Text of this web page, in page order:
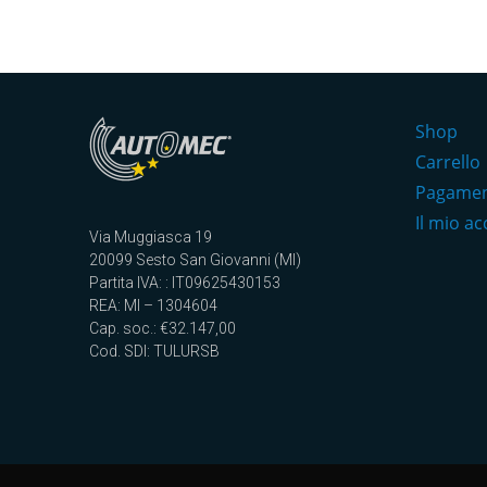
Via Muggiasca 19
20099 Sesto San Giovanni (MI)
Partita IVA: : IT09625430153
REA: MI – 1304604
Cap. soc.: €32.147,00
Cod. SDI: TULURSB
Shop
Carrello
Il mio